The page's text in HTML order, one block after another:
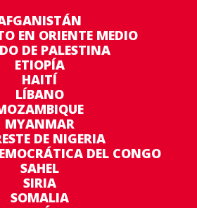
EN ORIENTE MEDIO
DE PALESTINA
ETIOPÍA
HAITÍ
LÍBANO
MYANMAR
DE NIGERIA
DEL CONGO
SAHEL
SIRIA
SOMALIA